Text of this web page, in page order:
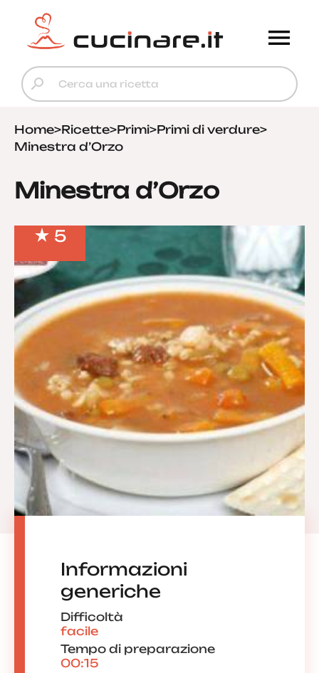
Home>Ricette>Primi>Primi di verdure>
Minestra d’Orzo
Minestra d’Orzo
5
Informazioni
generiche
Difficoltà
facile
Tempo di preparazione
00:15